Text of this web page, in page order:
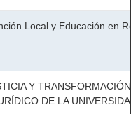
Local y Educación en
Y
DE LA